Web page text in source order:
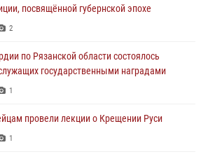
посвящённой губернской эпохе
2
по Рязанской области состоялось
государственными наградами
1
провели лекции о Крещении Руси
1